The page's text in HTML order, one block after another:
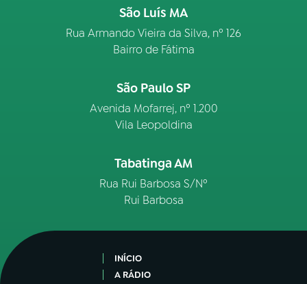
São Luís MA
Rua Armando Vieira da Silva, nº 126
Bairro de Fátima
São Paulo SP
Avenida Mofarrej, nº 1.200
Vila Leopoldina
Tabatinga AM
Rua Rui Barbosa S/Nº
Rui Barbosa
INÍCIO
A RÁDIO